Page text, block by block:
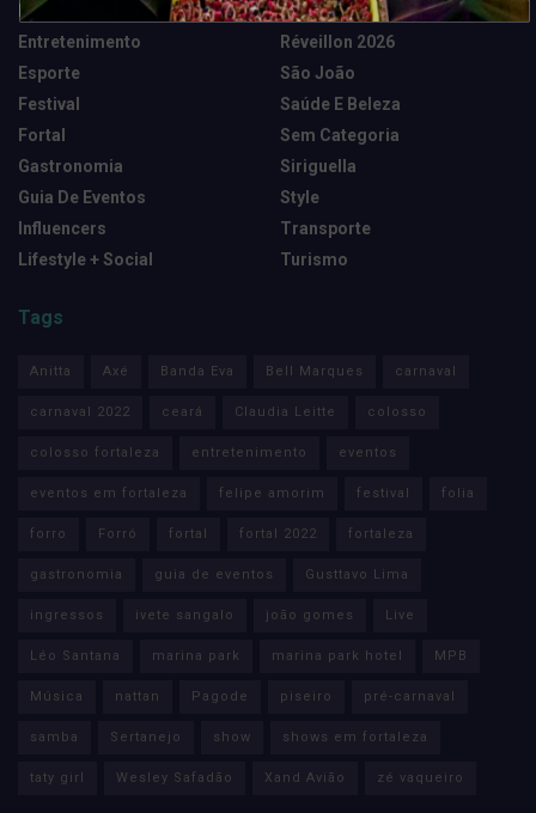
Destaques
Entretenimento
Esporte
Festival
Fortal
Gastronomia
Guia De Eventos
Influencers
Lifestyle + Social
News Tech
Réveillon 2026
São João
Saúde E Beleza
Sem Categoria
Siriguella
Style
Transporte
Turismo
Tags
Anitta Axé Banda Eva Bell Marques carnaval
carnaval 2022 ceará Claudia Leitte colosso
colosso fortaleza entretenimento eventos
eventos em fortaleza felipe amorim festival folia
forro Forró fortal fortal 2022 fortaleza
gastronomia guia de eventos Gusttavo Lima
ingressos ivete sangalo joão gomes Live
Léo Santana marina park marina park hotel MPB
Música nattan Pagode piseiro pré-carnaval
samba Sertanejo show shows em fortaleza
taty girl Wesley Safadão Xand Avião zé vaqueiro